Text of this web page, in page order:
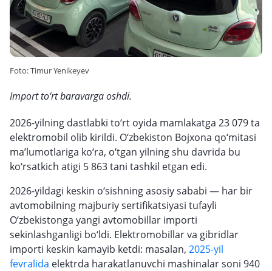
Foto: Timur Yenikeyev
Import to‘rt baravarga oshdi.
2026-yilning dastlabki to‘rt oyida mamlakatga 23 079 ta
elektromobil olib kirildi. O‘zbekiston Bojxona qo‘mitasi
ma’lumotlariga ko‘ra, o‘tgan yilning shu davrida bu
ko‘rsatkich atigi 5 863 tani tashkil etgan edi.
2026-yildagi keskin o‘sishning asosiy sababi — har bir
avtomobilning majburiysertifikatsiyasi tufayli
O‘zbekistonga yangi avtomobillar importi
sekinlashganligi bo‘ldi. Elektromobillar va gibridlar
importi keskin kamayib ketdi: masalan, 2025-yil
fevralida elektrda harakatlanuvchi mashinalar soni 940